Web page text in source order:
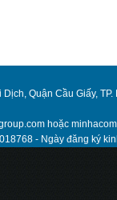
Quận Cầu Giấy, TP.
hoặc
- Ngày đăng ký